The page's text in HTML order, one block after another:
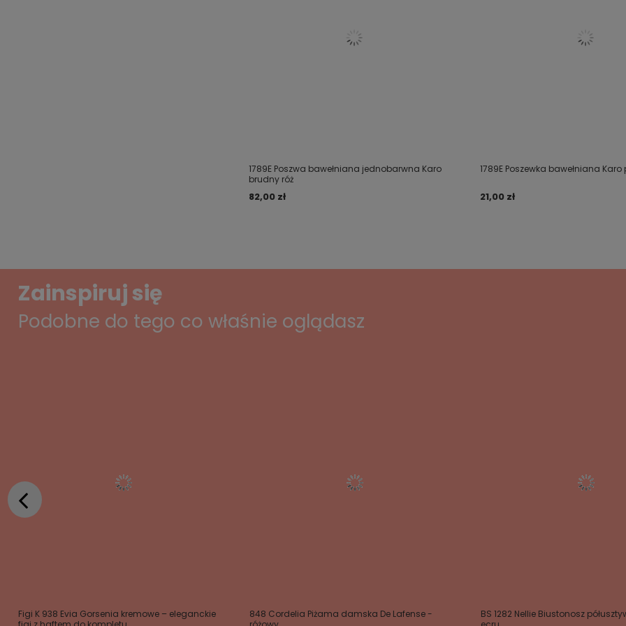
1789E Poszwa bawełniana jednobarwna Karo
brudny róż
82,00 zł
1789E Poszewka bawełniana
21,00 zł
Zainspiruj się
Podobne do tego co właśnie oglądasz
Figi K 938 Evia Gorsenia kremowe – eleganckie
848 Cordelia Piżama damska De Lafense -
BS 1282 Nellie Biustonosz